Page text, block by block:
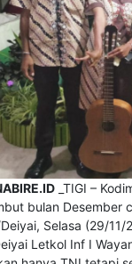
_TIGI –
bulan Desember
Selasa (29/11/
Letkol Inf I